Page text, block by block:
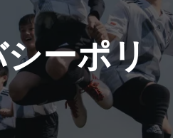
ーポリシ
ップ
ーポリ